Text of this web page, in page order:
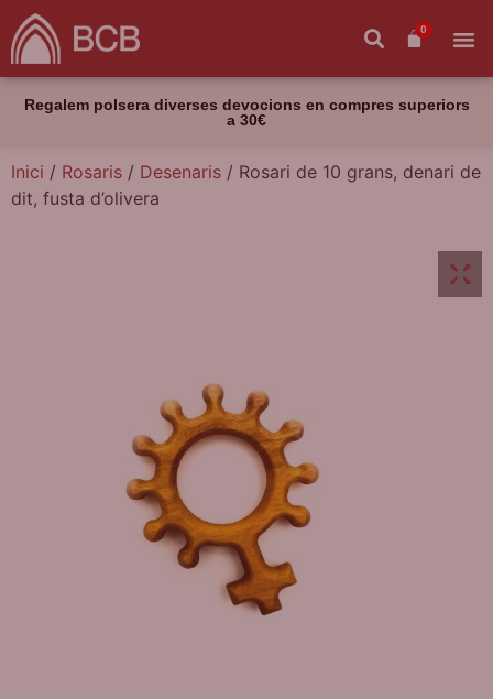
0
Regalem polsera diverses devocions en compres superiors
a 30€
Inici / Rosaris / Desenaris / Rosari de 10 grans, denari de
dit, fusta d’olivera